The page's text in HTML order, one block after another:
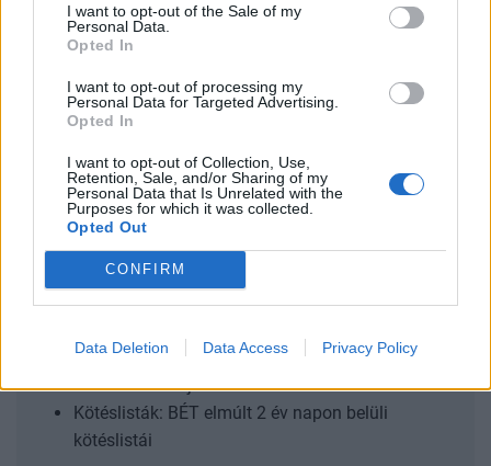
I want to opt-out of the Sale of my
Personal Data.
Opted In
I want to opt-out of processing my
Personal Data for Targeted Advertising.
Opted In
I want to opt-out of Collection, Use,
Retention, Sale, and/or Sharing of my
Personal Data that Is Unrelated with the
Purposes for which it was collected.
Opted Out
CONFIRM
Data Deletion Data Access Privacy Policy
szűk körű, exkluzív meetupja a magyar vagyonkezelői piac
résztvevői számára! Kíváncsi vagy, melyek lesznek a 2027-
az egyedülálló lehetőség az exkluzív kapcsolatteremtésre
és networkingre, a legfontosabb trendek és várakozások
KEDVES OLVASÓNK!
A keresett cikk a portfolio.hu hírarchívumához
tartozik, melynek olvasása előfizetéses
Az előfizetés a következőket tartalmazza:
Portfolio.hu teljes cikkarchívum
Kötéslisták: BÉT elmúlt 2 év napon belüli
kötéslistái